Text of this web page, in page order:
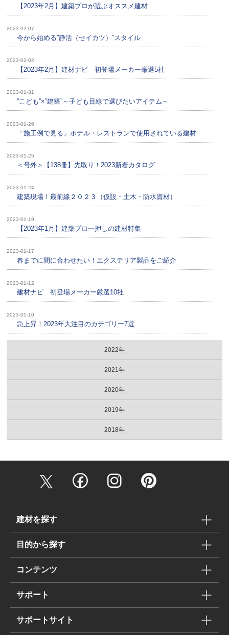
【2023年2月】建築プロが選ぶオススメ建材
2023-02-07
今から始める”静活（セイカツ）”スタイル
2023-02-02
【2023年2月】建材ナビ 初登場メーカー厳選5社
2023-01-31
”こども”×”建築”～子ども目線で選びたいアイテム～
2023-01-26
「施工例で見る」ホテル・レストランで使用されている建材
2023-01-25
＜号外＞【138冊】先取り！2023新着カタログ
2023-01-24
建築現場！最前線２０２３（仮設・土木・防水資材）
2023-01-19
【2023年1月】建築プロ一押しの建材特集
2023-01-17
春までに間に合わせたい！エクステリア製品をご紹介
2023-01-12
建材ナビ 初登場メーカー厳選10社
2023-01-10
急上昇！2023年大注目のカテゴリー7選
2022年
2021年
2020年
2019年
2018年
建材を探す
目的から探す
コンテンツ
サポート
サポートサイト